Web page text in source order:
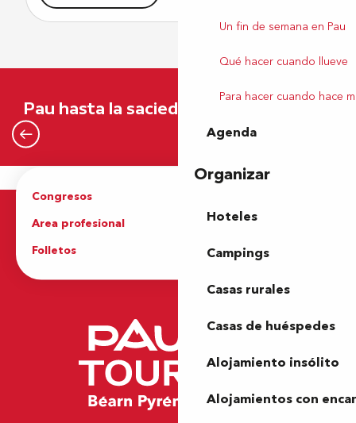
Un fin de semana en Pau
Qué hacer cuando llueve
Para hacer cuando hace
Agenda
Organizar
Hoteles
Campings
Casas rurales
Casas de huéspedes
Alojamiento insólito
Alojamientos con
Pau hasta la saciedad
Excursión de un día a Pau
Seguir leyendo
Congresos
Area profesional
Prensa
Folletos
Oficina de Turismo